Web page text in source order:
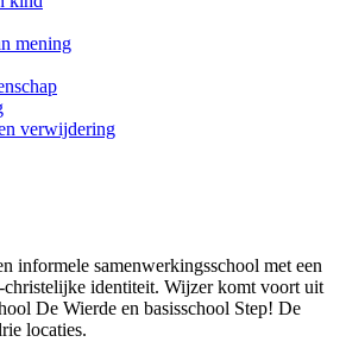
mening
verwijdering
informele samenwerkingsschool met een
christelijke identiteit. Wijzer komt voort uit
De Wierde en basisschool Step! De
locaties.